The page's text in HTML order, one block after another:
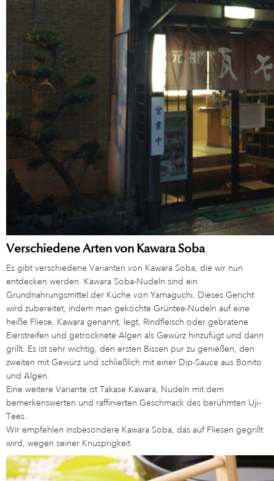
Verschiedene Arten von Kawara Soba
Es gibt verschiedene Varianten von Kawara Soba, die wir nun
entdecken werden. Kawara Soba-Nudeln sind ein
Grundnahrungsmittel der Küche von Yamaguchi. Dieses Gericht
wird zubereitet, indem man gekochte Grüntee-Nudeln auf eine
heiße Fliese, Kawara genannt, legt, Rindfleisch oder gebratene
Eierstreifen und getrocknete Algen als Gewürz hinzufügt und dann
grillt. Es ist sehr wichtig, den ersten Bissen pur zu genießen, den
zweiten mit Gewürz und schließlich mit einer Dip-Sauce aus Bonito
und Algen.
Eine weitere Variante ist Takase Kawara, Nudeln mit dem
bemerkenswerten und raffinierten Geschmack des berühmten Uji-
Tees.
Wir empfehlen insbesondere Kawara Soba, das auf Fliesen gegrillt
wird, wegen seiner Knusprigkeit.